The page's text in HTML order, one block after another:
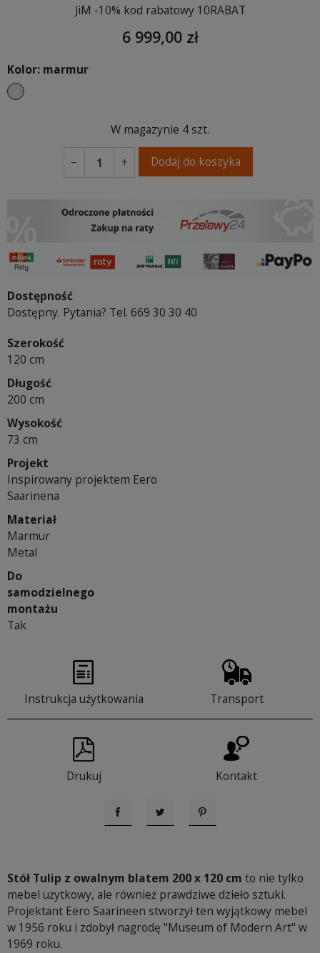
JiM -10% kod rabatowy 10RABAT
6 999,00 zł
Kolor: marmur
marmur
W magazynie 4 szt.
− + Dodaj do koszyka
Dostępność
Dostępny. Pytania? Tel. 669 30 30 40
Szerokość
120 cm
Długość
200 cm
Wysokość
73 cm
Projekt
Inspirowany projektem Eero
Saarinena
Materiał
Marmur
Metal
Do
samodzielnego
montażu
Tak
Instrukcja użytkowania Transport
Drukuj Kontakt
UdostępnijTweetujPinterest
Stół Tulip z owalnym blatem 200 x 120 cm to nie tylko
mebel użytkowy, ale również prawdziwe dzieło sztuki.
Projektant Eero Saarineen stworzył ten wyjątkowy mebel
w 1956 roku i zdobył nagrodę "Museum of Modern Art" w
1969 roku.